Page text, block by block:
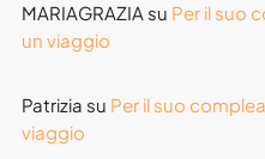
MARIAGRAZIA su Per il suo
un viaggio
Patrizia su Per il suo
viaggio